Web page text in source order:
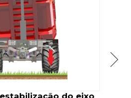
do eixo